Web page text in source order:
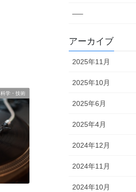
科学・技術
—–
アーカイブ
2025年11月
2025年10月
2025年6月
2025年4月
2024年12月
2024年11月
2024年10月